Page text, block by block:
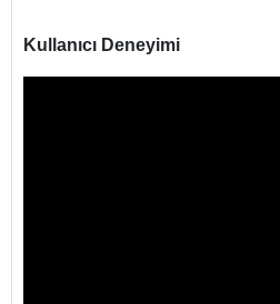
Kullanıcı Deneyimi